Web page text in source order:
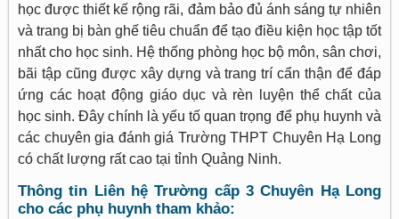
học được thiết kế rộng rãi, đảm bảo đủ ánh sáng tự nhiên
và trang bị bàn ghế tiêu chuẩn để tạo điều kiện học tập tốt
nhất cho học sinh. Hệ thống phòng học bộ môn, sân chơi,
bãi tập cũng được xây dựng và trang trí cẩn thận để đáp
ứng các hoạt động giáo dục và rèn luyện thể chất của
học sinh. Đây chính là yếu tố quan trọng để phụ huynh và
các chuyên gia đánh giá Trường THPT Chuyên Hạ Long
có chất lượng rất cao tại tỉnh Quảng Ninh.
Thông tin Liên hệ Trường cấp 3 Chuyên Hạ Long
cho các phụ huynh tham khảo: